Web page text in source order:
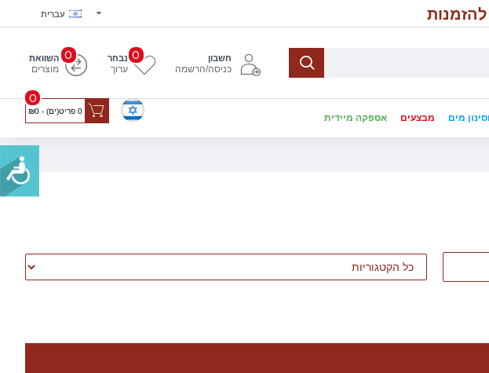
עברית
חשבון
כניסה/הרשמה
נבחר
ערוך
0 השוואת
מוצרים
0
מים מבצעים אספקה מיידית
0 פריט(ים) - ₪0
0